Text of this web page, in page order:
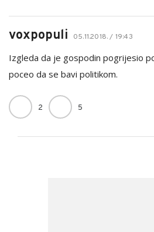
voxpopuli 05.11.2018. / 19:43
Izgleda da je gospodin pogrijesio
poceo da se bavi politikom.
2 5